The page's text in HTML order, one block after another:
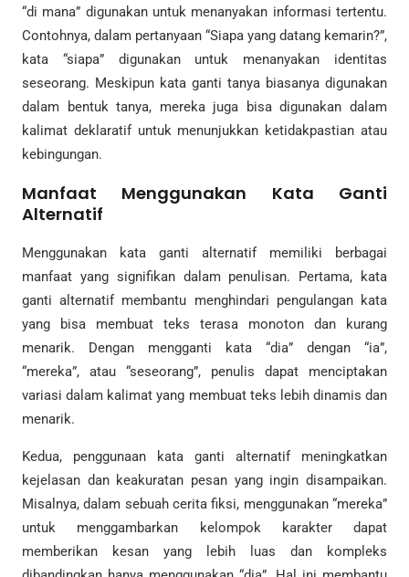
“di mana” digunakan untuk menanyakan informasi tertentu.
Contohnya, dalam pertanyaan “Siapa yang datang kemarin?”,
kata “siapa” digunakan untuk menanyakan identitas
seseorang. Meskipun kata ganti tanya biasanya digunakan
dalam bentuk tanya, mereka juga bisa digunakan dalam
kalimat deklaratif untuk menunjukkan ketidakpastian atau
kebingungan.
Manfaat Menggunakan Kata Ganti
Alternatif
Menggunakan kata ganti alternatif memiliki berbagai
manfaat yang signifikan dalam penulisan. Pertama, kata
ganti alternatif membantu menghindari pengulangan kata
yang bisa membuat teks terasa monoton dan kurang
menarik. Dengan mengganti kata “dia” dengan “ia”,
“mereka”, atau “seseorang”, penulis dapat menciptakan
variasi dalam kalimat yang membuat teks lebih dinamis dan
menarik.
Kedua, penggunaan kata ganti alternatif meningkatkan
kejelasan dan keakuratan pesan yang ingin disampaikan.
Misalnya, dalam sebuah cerita fiksi, menggunakan “mereka”
untuk menggambarkan kelompok karakter dapat
memberikan kesan yang lebih luas dan kompleks